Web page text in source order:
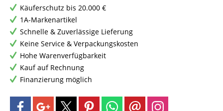
Käuferschutz bis 20.000 €
1A-Markenartikel
Schnelle & Zuverlässige Lieferung
Keine Service & Verpackungskosten
Hohe Warenverfügbarkeit
Kauf auf Rechnung
Finanzierung möglich